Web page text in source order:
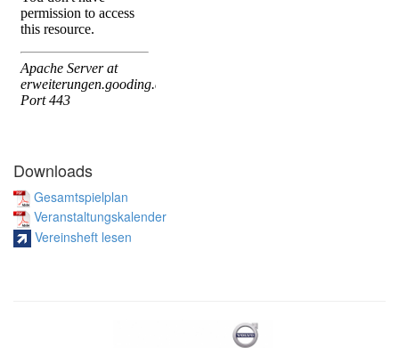
Downloads
Gesamtspielplan
Veranstaltungskalender
Vereinsheft lesen